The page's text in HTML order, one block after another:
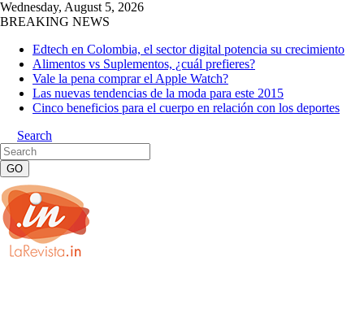
Wednesday, August 5, 2026
BREAKING NEWS
Edtech en Colombia, el sector digital potencia su crecimiento
Alimentos vs Suplementos, ¿cuál prefieres?
Vale la pena comprar el Apple Watch?
Las nuevas tendencias de la moda para este 2015
Cinco beneficios para el cuerpo en relación con los deportes
Search